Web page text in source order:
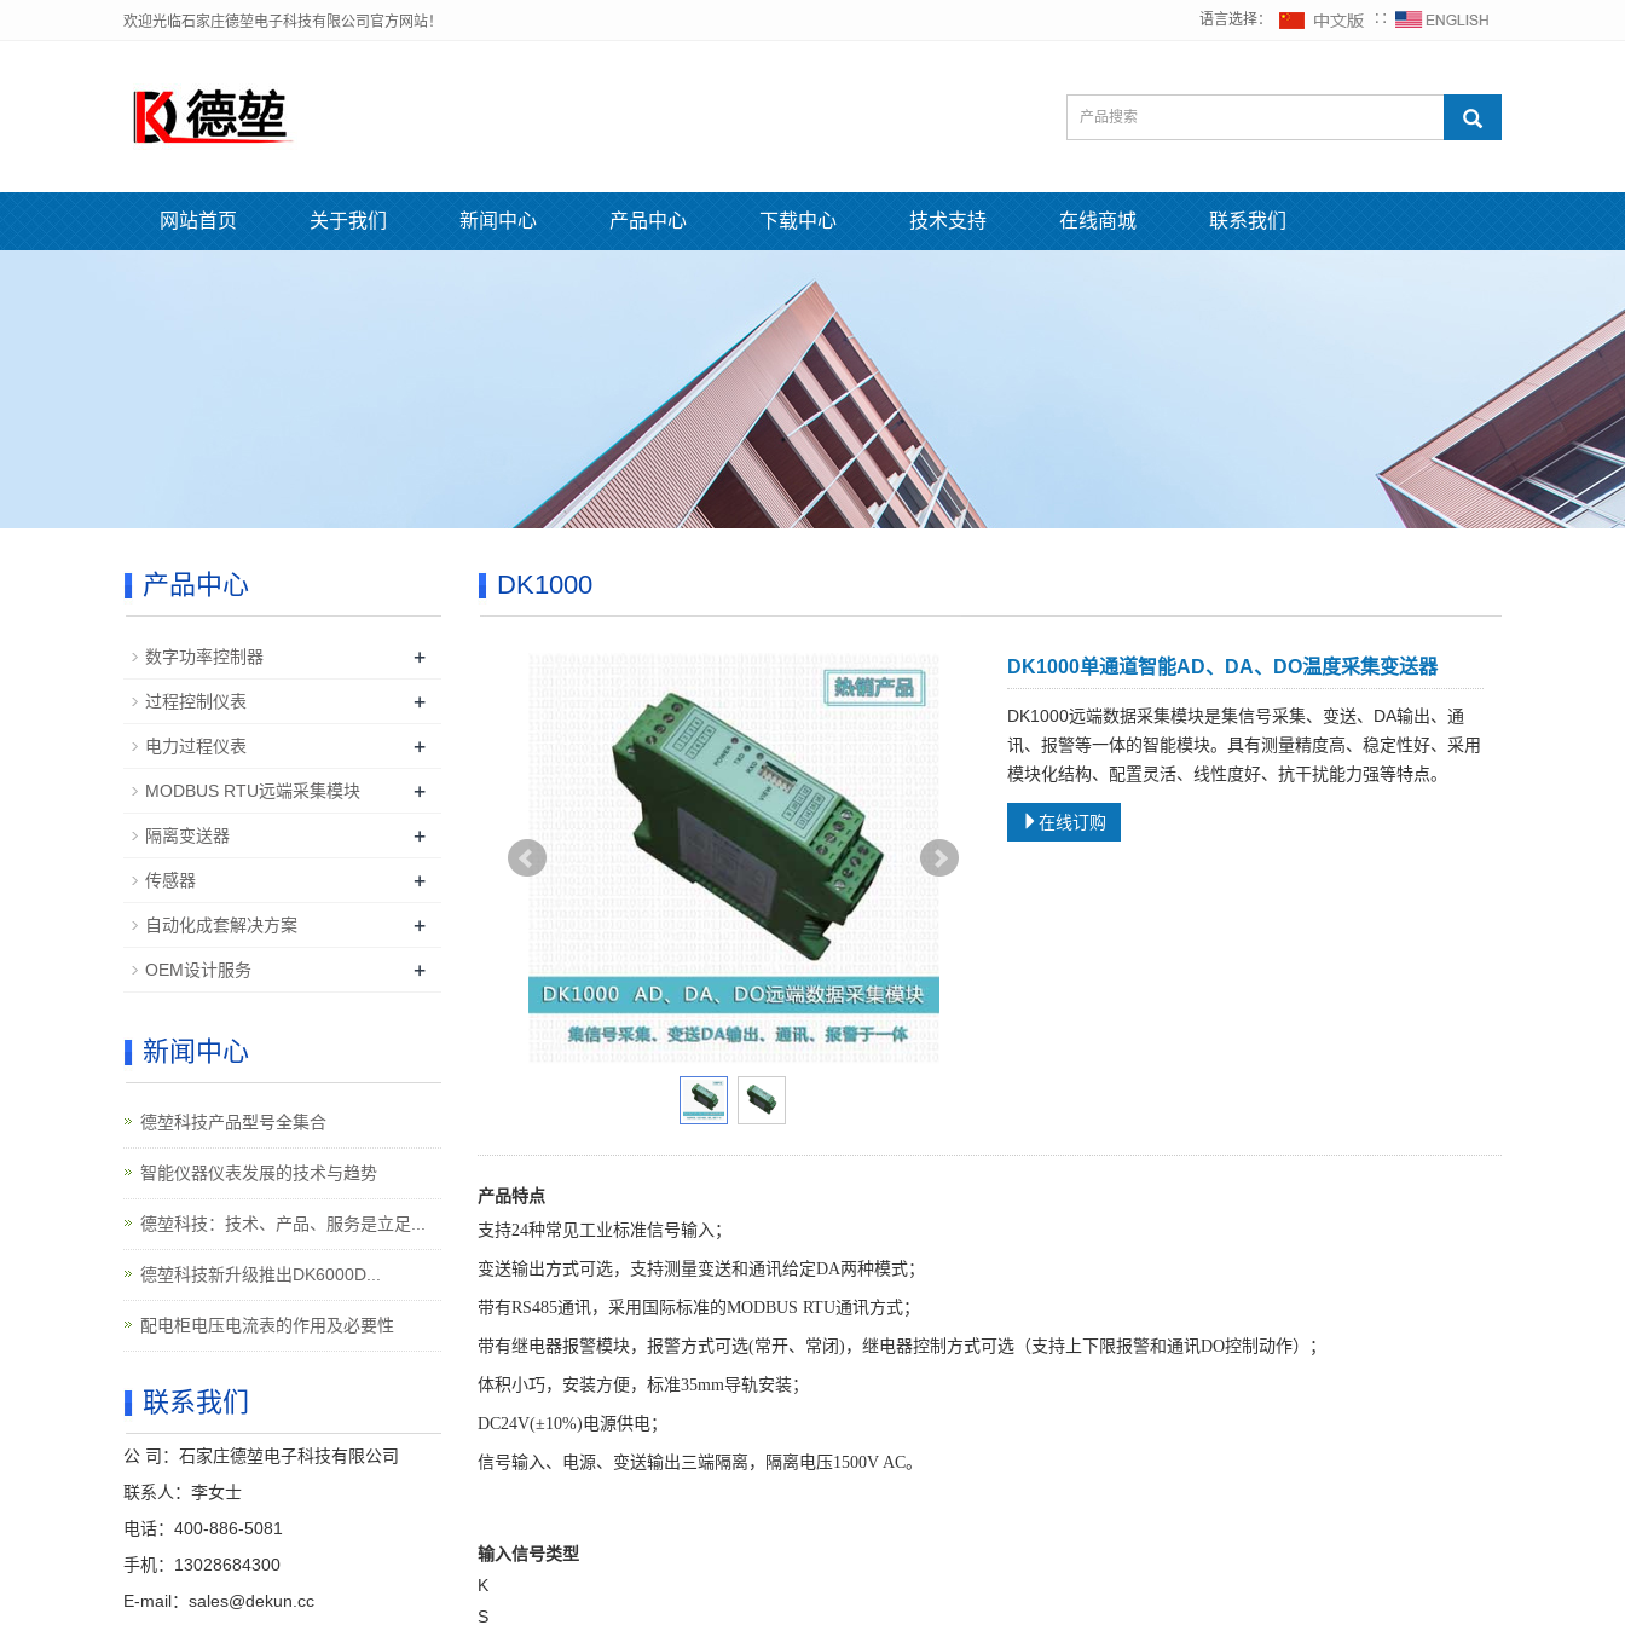
欢迎光临石家庄德堃电子科技有限公司官方网站！ 语言选择： ∷
网站首页 关于我们 新闻中心 产品中心 下载中心 技术支持 在线商城 联系我们
DK1000
DK1000单通道智能AD、DA、DO温度采集变送器
DK1000远端数据采集模块是集信号采集、变送、DA输出、通
讯、报警等一体的智能模块。具有测量精度高、稳定性好、采用
模块化结构、配置灵活、线性度好、抗干扰能力强等特点。
在线订购
产品特点
支持24种常见工业标准信号输入；
变送输出方式可选，支持测量变送和通讯给定DA两种模式；
带有RS485通讯，采用国际标准的MODBUS RTU通讯方式；
带有继电器报警模块，报警方式可选(常开、常闭)，继电器控制方式可选（支持上下限报警和通讯DO控制动作）；
体积小巧，安装方便，标准35mm导轨安装；
DC24V(±10%)电源供电；
信号输入、电源、变送输出三端隔离，隔离电压1500V AC。
输入信号类型
K
S
产品中心
数字功率控制器 +
过程控制仪表 +
电力过程仪表 +
MODBUS RTU远端采集模块 +
隔离变送器 +
传感器 +
自动化成套解决方案 +
OEM设计服务 +
新闻中心
德堃科技产品型号全集合
智能仪器仪表发展的技术与趋势
德堃科技：技术、产品、服务是立足...
德堃科技新升级推出DK6000D...
配电柜电压电流表的作用及必要性
联系我们
公 司：石家庄德堃电子科技有限公司
联系人：李女士
电话：400-886-5081
手机：13028684300
E-mail：sales@dekun.cc